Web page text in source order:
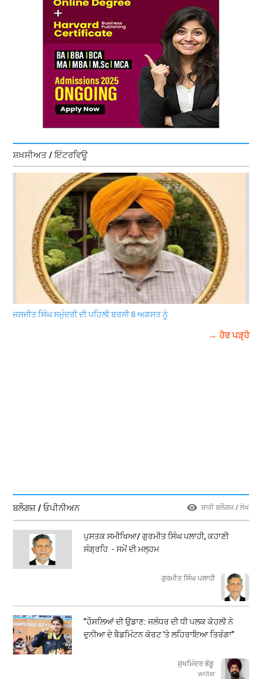
ਸ਼ਖ਼ਸੀਅਤ / ਇੰਟਰਵਿਊ
ਜਸਜੀਤ ਸਿੰਘ ਸਮੁੰਦਰੀ ਦੀ ਪਹਿਲੀ ਬਰਸੀ 8 ਅਗਸਤ ਨੂੰ
→ ਹੋਰ ਪੜ੍ਹੋ
ਬਲੌਗਜ਼ / ਓਪੀਨੀਅਨ ਬਾਕੀ ਬਲੌਗਜ਼ / ਲੇਖ
ਪੁਸਤਕ ਸਮੀਖਿਆ/ ਗੁਰਮੀਤ ਸਿੰਘ ਪਲਾਹੀ, ਕਹਾਣੀ
ਸੰਗ੍ਰਹਿ - ਸਮੇਂ ਦੀ ਮਲ੍ਹਮ
ਗੁਰਮੀਤ ਸਿੰਘ ਪਲਾਹੀ
"ਹੌਸਲਿਆਂ ਦੀ ਉਡਾਣ: ਜਲੰਧਰ ਦੀ ਧੀ ਪਲਕ ਕੋਹਲੀ ਨੇ
ਦੁਨੀਆ ਦੇ ਬੈਡਮਿੰਟਨ ਕੋਰਟ 'ਤੇ ਲਹਿਰਾਇਆ ਤਿਰੰਗਾ"
ਸੁਖਮਿੰਦਰ ਭੰਗੂ
writer